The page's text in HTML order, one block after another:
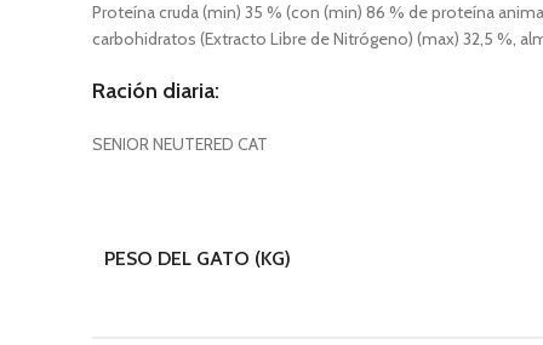
Proteína cruda (min) 35 % (con (min) 86 % de proteína
carbohidratos (Extracto Libre de Nitrógeno) (max) 32,5 %,
Ración diaria:
SENIOR NEUTERED CAT
PESO DEL GATO (KG)